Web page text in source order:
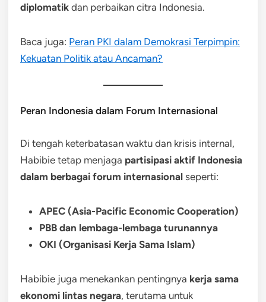
diplomatik dan perbaikan citra Indonesia.
Baca juga: Peran PKI dalam Demokrasi Terpimpin:
Kekuatan Politik atau Ancaman?
Peran Indonesia dalam Forum Internasional
Di tengah keterbatasan waktu dan krisis internal,
Habibie tetap menjaga partisipasi aktif Indonesia
dalam berbagai forum internasional seperti:
APEC (Asia-Pacific Economic Cooperation)
PBB dan lembaga-lembaga turunannya
OKI (Organisasi Kerja Sama Islam)
Habibie juga menekankan pentingnya kerja sama
ekonomi lintas negara, terutama untuk